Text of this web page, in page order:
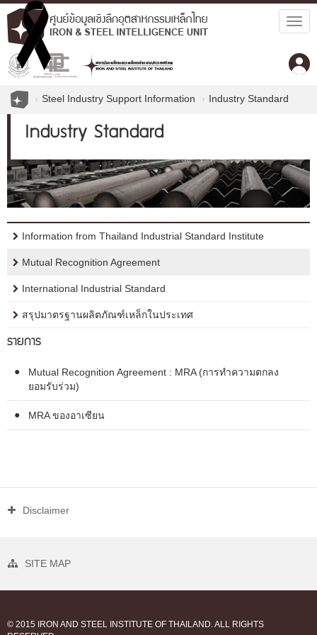
Steel Industry Support Information Industry Standard
Industry Standard
Information from Thailand Industrial Standard Institute
Mutual Recognition Agreement
International Industrial Standard
สรุปมาตรฐานผลิตภัณฑ์เหล็กในประเทศ
รายการ
Mutual Recognition Agreement : MRA (การทำความตกลง
ยอมรับร่วม)
MRA ของอาเซียน
Disclaimer
SITE MAP
© 2015 IRON AND STEEL INSTITUTE OF THAILAND. ALL RIGHTS